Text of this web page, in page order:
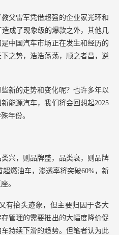
父雷军凭借超强的企业家光环和
造成了现象级的爆款之外，其他几
中国汽车市场正在发生和经历的
之势，浩浩荡荡，顺之者昌，逆
新的走势和变化呢？也许多年以
能源汽车，我们将会回想起2025
年份。
兴，则品牌盛，品类衰，则品牌
超燃油车，渗透率将突破60%，新
。
有抬头迹象，但主要归因于各大
管理的需要推出的大幅度降价促
持续下滑的趋势。但笔者认为此